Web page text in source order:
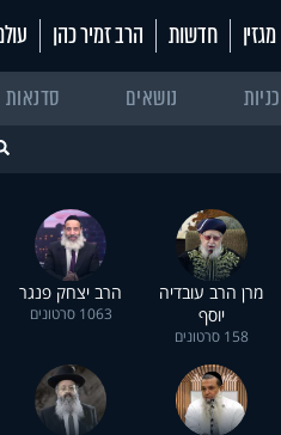
מגזין חדשות הרב זמיר כהן
נושאים סדנאות
מרן הרב עובדיה
יוסף
158 סרטונים
הרב יצחק פנגר
1063 סרטונים